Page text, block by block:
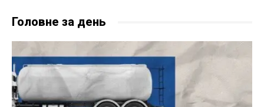
Головне за день